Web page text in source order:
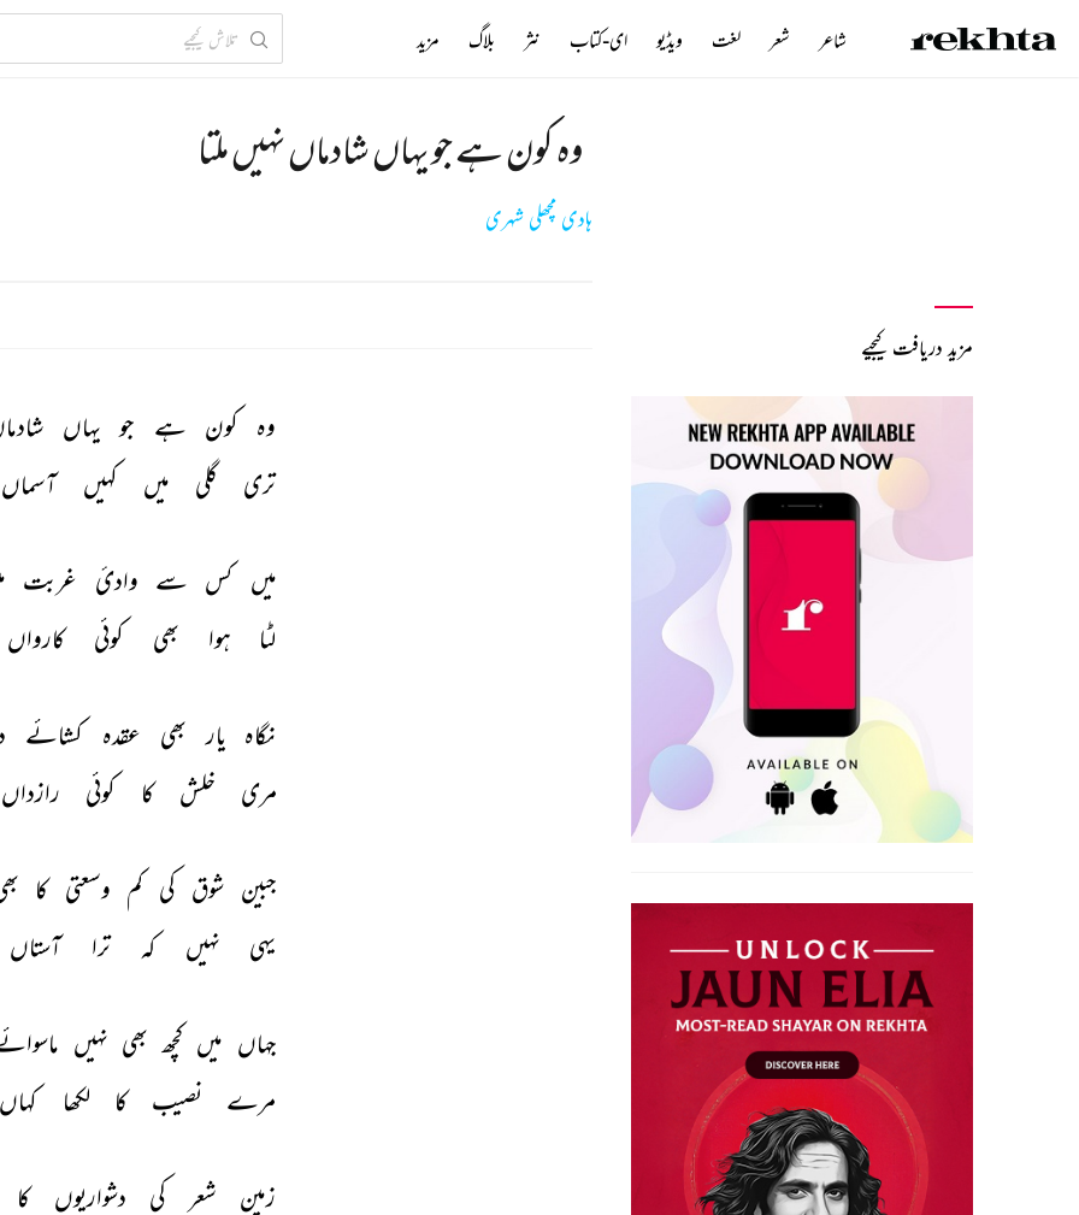
وہ کون ہے جو یہاں شادماں نہیں ملتا
ہادی مچھلی شہری
وہ کون ہے جو یہاں
تری
گلی میں کہیں
میں کس سے وادئ غربت
لٹا
ہوا بھی کوئی کارواں
نگاہ یار بھی عقدہ کشائے
مری
خلش کا کوئی
جبین شوق کی کم وسعتی کا
یہی
نہیں کہ ترا آستاں
جہاں میں کچھ بھی نہیں
مرے
نصیب کا لکھا
زمین شعر کی دشواریوں
کا
مزید دریافت کیجیے
شاعر شعر لغت ویڈیو ای-کتاب نثر بلاگ مزید